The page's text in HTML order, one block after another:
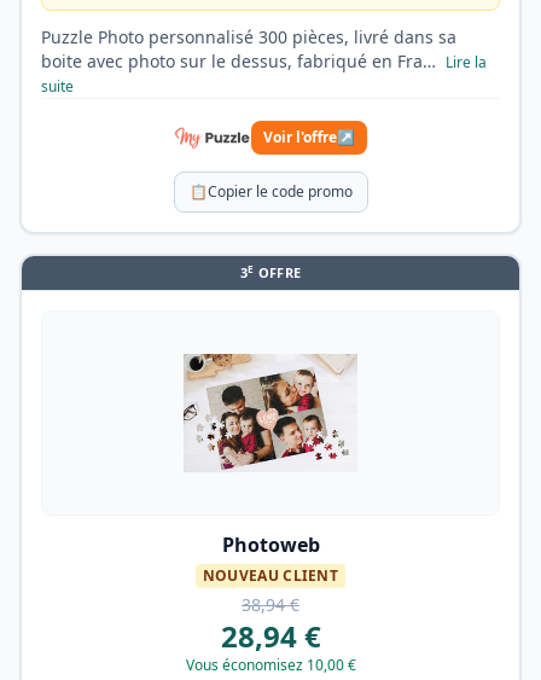
Puzzle Photo personnalisé 300 pièces, livré dans sa
boite avec photo sur le dessus, fabriqué en Fra… Lire la
suite
Voir l'offre↗
📋Copier le code promo
3E OFFRE
Photoweb
NOUVEAU CLIENT
38,94 €
28,94 €
Vous économisez 10,00 €